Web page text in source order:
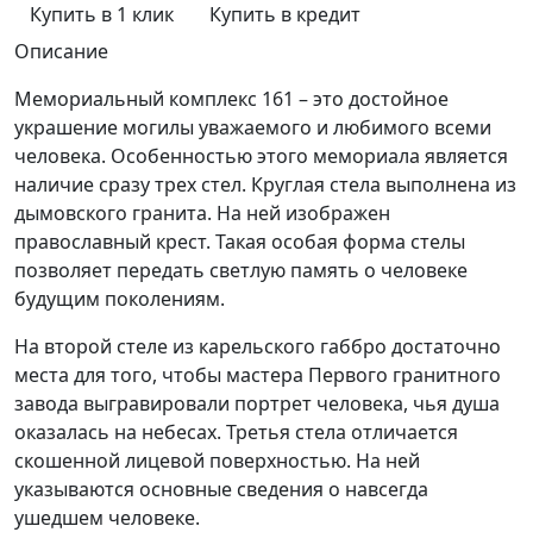
Купить в 1 клик
Купить в кредит
Описание
Мемориальный комплекс 161 – это достойное
украшение могилы уважаемого и любимого всеми
человека. Особенностью этого мемориала является
наличие сразу трех стел. Круглая стела выполнена из
дымовского гранита. На ней изображен
православный крест. Такая особая форма стелы
позволяет передать светлую память о человеке
будущим поколениям.
На второй стеле из карельского габбро достаточно
места для того, чтобы мастера Первого гранитного
завода выгравировали портрет человека, чья душа
оказалась на небесах. Третья стела отличается
скошенной лицевой поверхностью. На ней
указываются основные сведения о навсегда
ушедшем человеке.